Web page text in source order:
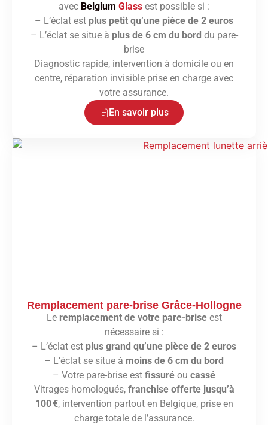
avec Belgium Glass est possible si :
– L’éclat est plus petit qu’une pièce de 2 euros
– L’éclat se situe à plus de 6 cm du bord du pare-
brise
Diagnostic rapide, intervention à domicile ou en
centre, réparation invisible prise en charge avec
votre assurance.
En savoir plus
Remplacement pare-brise Grâce-Hollogne
Le remplacement de votre pare-briseest
nécessaire si :
– L’éclat est plus grand qu’une pièce de 2 euros
– L’éclat se situe à moins de 6 cm du bord
– Votre pare-brise est fissuré ou cassé
Vitrages homologués, franchise offerte jusqu’à
100 €, intervention partout en Belgique, prise en
charge totale de l’assurance.